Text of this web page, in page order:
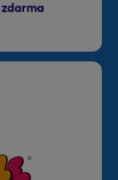
zdarma